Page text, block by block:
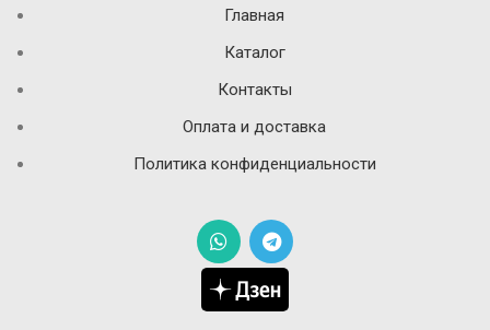
Главная
Каталог
Контакты
Оплата и доставка
Политика конфиденциальности